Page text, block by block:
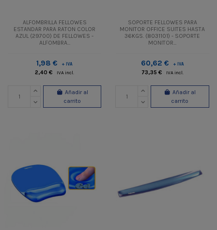
ALFOMBRILLA FELLOWES
ESTANDAR PARA RATON COLOR
AZUL (29700) DE FELLOWES -
ALFOMBRA...
1,98 € + IVA
2,40 € IVA incl.
Añadir al
carrito
SOPORTE FELLOWES PARA
MONITOR OFFICE SUITES HASTA
36KGS. (8031101) - SOPORTE
MONITOR...
60,62 € + IVA
73,35 € IVA incl.
Añadir al
carrito